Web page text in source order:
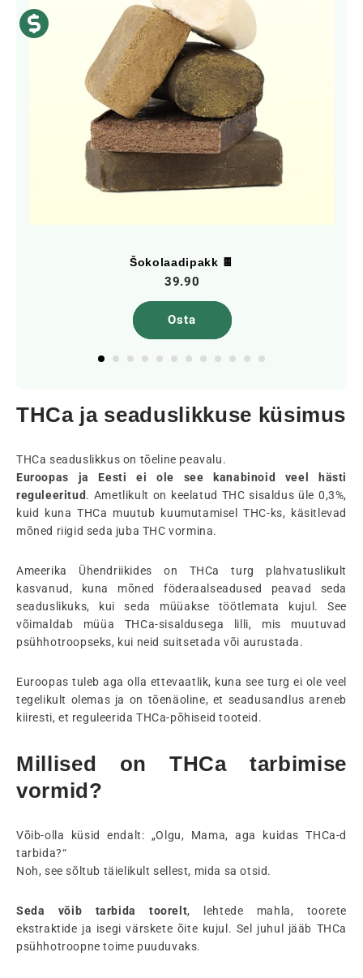
Šokolaadipakk 🍫
39.90
Osta
THCa ja seaduslikkuse küsimus
THCa seaduslikkus on tõeline peavalu.
Euroopas ja Eesti ei ole see kanabinoid veel hästi
reguleeritud. Ametlikult on keelatud THC sisaldus üle 0,3%,
kuid kuna THCa muutub kuumutamisel THC-ks, käsitlevad
mõned riigid seda juba THC vormina.
Ameerika Ühendriikides on THCa turg plahvatuslikult
kasvanud, kuna mõned föderaalseadused peavad seda
seaduslikuks, kui seda müüakse töötlemata kujul. See
võimaldab müüa THCa-sisaldusega lilli, mis muutuvad
psühhotroopseks, kui neid suitsetada või aurustada.
Euroopas tuleb aga olla ettevaatlik, kuna see turg ei ole veel
tegelikult olemas ja on tõenäoline, et seadusandlus areneb
kiiresti, et reguleerida THCa-põhiseid tooteid.
Millised on THCa tarbimise
vormid?
Võib-olla küsid endalt: „Olgu, Mama, aga kuidas THCa-d
tarbida?“
Noh, see sõltub täielikult sellest, mida sa otsid.
Seda võib tarbida toorelt, lehtede mahla, toorete
ekstraktide ja isegi värskete õite kujul. Sel juhul jääb THCa
psühhotroopne toime puuduvaks.